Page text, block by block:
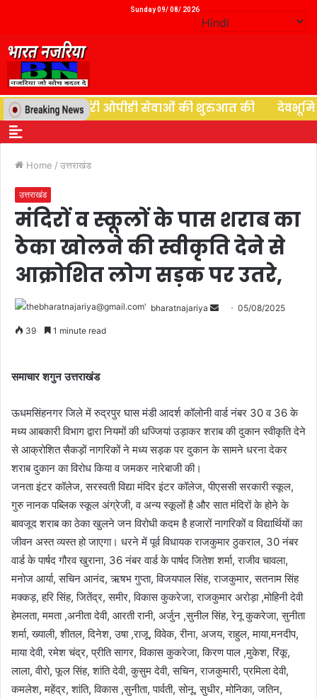
Sunday 09/ 08/ 2026
न्यूरोसर्जरी ओपीडी सेवाओं की शुरुआत की देवभूमि की
Home / उत्तराखंड
उत्तराखंड
मंदिरों व स्कूलों के पास शराब का
ठेका खोलने की स्वीकृति देने से
आक्रोशित लोग सड़क पर उतरे,
bharatnajariya 05/08/2025
39 1 minute read
समाचार शगुन उत्तराखंड
ऊधमसिंहनगर जिले में रुद्रपुर घास मंडी आदर्श कॉलोनी वार्ड नंबर 30 व 36 के
मध्य आबकारी विभाग द्वारा नियमों की धज्जियां उड़ाकर शराब की दुकान स्वीकृति देने
से आक्रोशित सैकड़ों नागरिकों ने मध्य सड़क पर दुकान के सामने धरना देकर
शराब दुकान का विरोध किया व जमकर नारेबाजी की।
जनता इंटर कॉलेज, सरस्वती विद्या मंदिर इंटर कॉलेज, पीएससी सरकारी स्कूल,
गुरु नानक पब्लिक स्कूल अंग्रेजी, व अन्य स्कूलों है और सात मंदिरों के होने के
बावजूद शराब का ठेका खुलने जन विरोधी कदम है हजारों नागरिकों व विद्यार्थियों का
जीवन अस्त व्यस्त हो जाएगा। धरने में पूर्व विधायक राजकुमार ठुकराल, 30 नंबर
वार्ड के पार्षद गौरव खुराना, 36 नंबर वार्ड के पार्षद जितेश शर्मा, राजीव चावला,
मनोज आर्या, सचिन आनंद, ऋषभ गुप्ता, विजयपाल सिंह, राजकुमार, सतनाम सिंह
मक्कड़, हरि सिंह, जितेंद्र, समीर, विकास कुकरेजा, राजकुमार अरोड़ा ,मोहिनी देवी
हेमलता, ममता ,अनीता देवी, आरती रानी, अर्जुन ,सुनील सिंह, रेनू कुकरेजा, सुनीता
शर्मा, ख्याली, शीतल, दिनेश, उषा ,राजू, विवेक, रीना, अजय, राहुल, माया,मनदीप,
माया देवी, रमेश चंद्र, प्रीति सागर, विकास कुकरेजा, किरण पाल ,मुकेश, रिंकू,
लाला, वीरो, फूल सिंह, शांति देवी, कुसुम देवी, सचिन, राजकुमारी, प्रमिला देवी,
कमलेश, महेंद्र, शांति, विकास ,सुनीता, पार्वती, सोनू, सुधीर, मोनिका, जतिन,